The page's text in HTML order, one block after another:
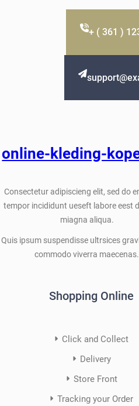
+ ( 361 )
online-kleding-
Consectetur adipiscieng elit, sed do
tempor incididunt ueseft labore eest
miagna aliqua.
Quis ipsum suspendisse ultrsices
commodo viverra maecenas.
Shopping Online
Click and Collect
Delivery
Store Front
Tracking your Order